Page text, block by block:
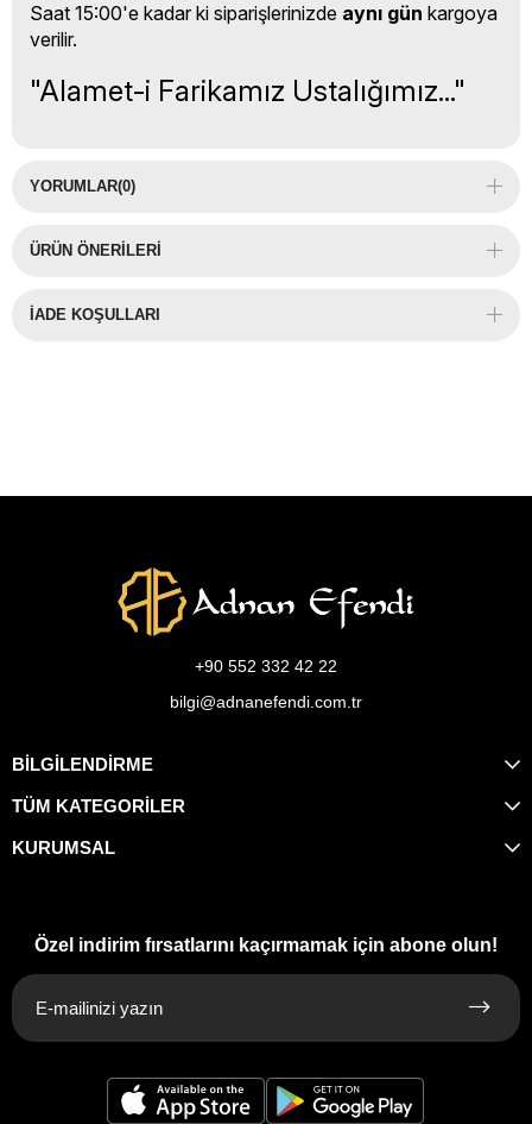
Saat 15:00'e kadar ki siparişlerinizde aynı gün kargoya
verilir.
"Alamet-i Farikamız Ustalığımız..."
YORUMLAR(0)
ÜRÜN ÖNERILERI
İADE KOŞULLARI
+90 552 332 42 22
bilgi@adnanefendi.com.tr
BİLGİLENDİRME
TÜM KATEGORİLER
KURUMSAL
Özel indirim fırsatlarını kaçırmamak için abone olun!